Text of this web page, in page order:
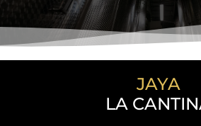
JAYA
LA